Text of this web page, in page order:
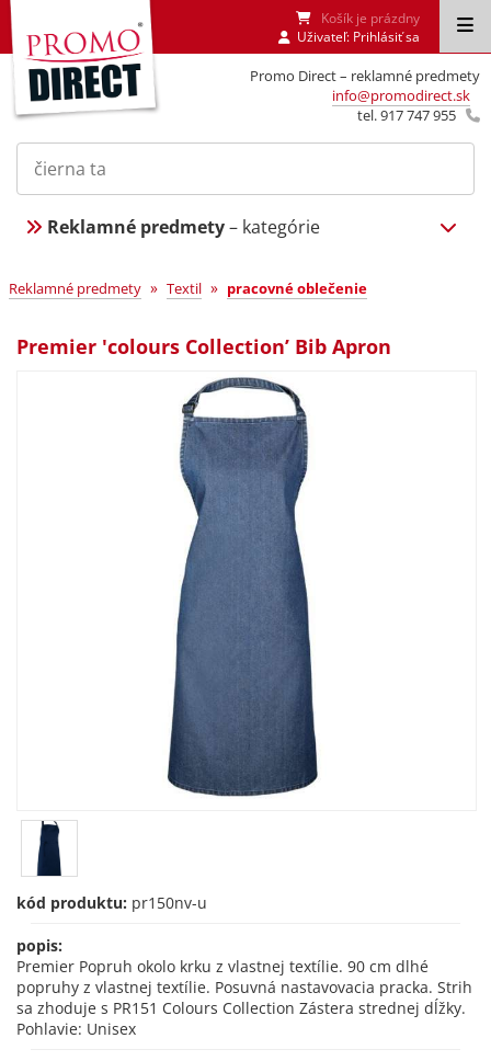
Promo Direct – reklamné predmety
info@promodirect.sk
tel. 917 747 955
Košík je prázdny
Uživateľ: Prihlásiť sa
Reklamné predmety– kategórie
Reklamné predmety » Textil » pracovné oblečenie
Premier 'colours Collection’ Bib Apron
kód produktu: pr150nv-u
popis:
Premier Popruh okolo krku z vlastnej textílie. 90 cm dlhé
popruhy z vlastnej textílie. Posuvná nastavovacia pracka. Strih
sa zhoduje s PR151 Colours Collection Zástera strednej dĺžky.
Pohlavie: Unisex